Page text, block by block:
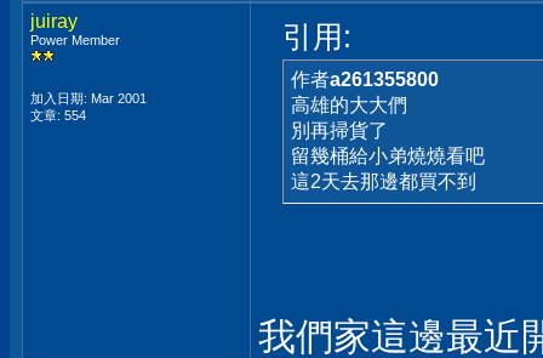
juiray
Power Member
加入日期: Mar 2001
文章: 554
引用:
作者a261355800
高雄的大大們
別再掃貨了
留幾桶給小弟燒燒看吧
這2天去那邊都買不到
我們家這邊最近